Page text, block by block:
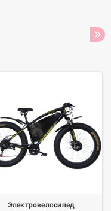
Электровелосипед